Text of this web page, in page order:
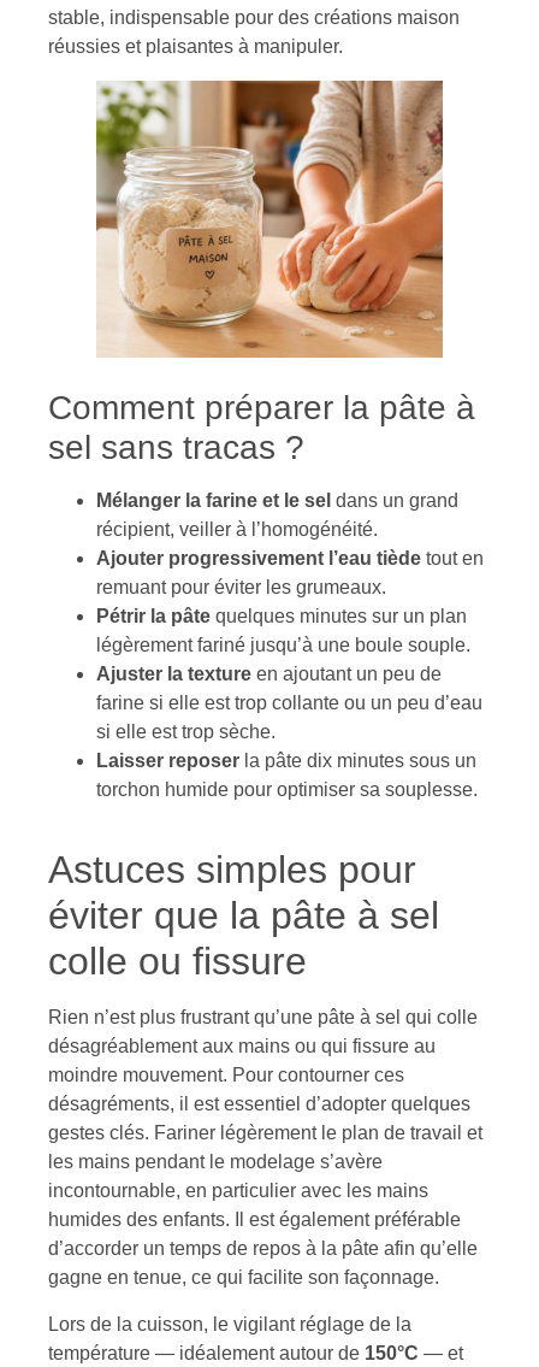
stable, indispensable pour des créations maison
réussies et plaisantes à manipuler.
Comment préparer la pâte à
sel sans tracas ?
Mélanger la farine et le sel dans un grand
récipient, veiller à l’homogénéité.
Ajouter progressivement l’eau tiède tout en
remuant pour éviter les grumeaux.
Pétrir la pâte quelques minutes sur un plan
légèrement fariné jusqu’à une boule souple.
Ajuster la texture en ajoutant un peu de
farine si elle est trop collante ou un peu d’eau
si elle est trop sèche.
Laisser reposer la pâte dix minutes sous un
torchon humide pour optimiser sa souplesse.
Astuces simples pour
éviter que la pâte à sel
colle ou fissure
Rien n’est plus frustrant qu’une pâte à sel qui colle
désagréablement aux mains ou qui fissure au
moindre mouvement. Pour contourner ces
désagréments, il est essentiel d’adopter quelques
gestes clés. Fariner légèrement le plan de travail et
les mains pendant le modelage s’avère
incontournable, en particulier avec les mains
humides des enfants. Il est également préférable
d’accorder un temps de repos à la pâte afin qu’elle
gagne en tenue, ce qui facilite son façonnage.
Lors de la cuisson, le vigilant réglage de la
température — idéalement autour de 150°C — et